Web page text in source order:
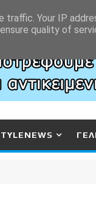
Your IP
quality of